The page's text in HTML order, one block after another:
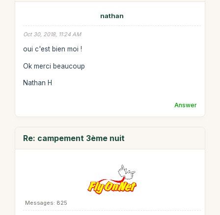
nathan
Oct 30, 2018, 11:24 AM
oui c'est bien moi !
Ok merci beaucoup
Nathan H
Answer
Re: campement 3ème nuit
Messages: 825